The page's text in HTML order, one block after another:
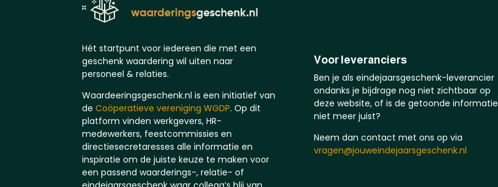
Hét startpunt voor iedereen die met een
geschenk waardering wil uiten naar
personeel & relaties.
Waardeeringsgeschenk.nl is een initiatief van
de Coöperatieve vereniging WGDP. Op dit
platform vinden werkgevers, HR-
medewerkers, feestcommissies en
directiesecretaresses alle informatie en
inspiratie om de juiste keuze te maken voor
een passend waarderings-, relatie- of
Voor leveranciers
Ben je als eindejaarsgeschenk-leverancier
ondanks je bijdrage nog niet zichtbaar op
deze website, of is de getoonde informatie
niet meer juist?
Neem dan contact met ons op via
vragen@jouweindejaarsgeschenk.nl